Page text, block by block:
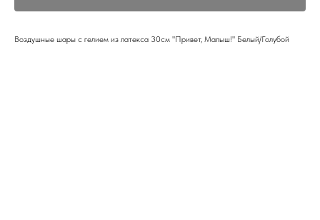
Воздушные шары с гелием из латекса 30см "Привет, Малыш!" Белый/Голубой